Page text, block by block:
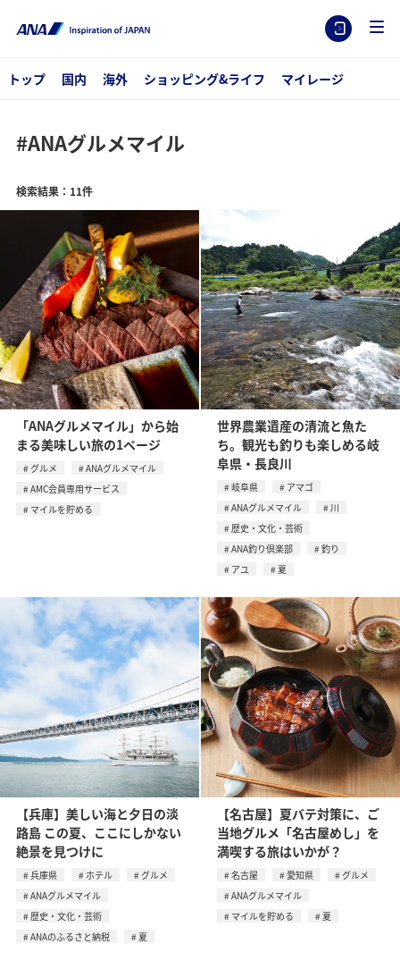
トップ 国内 海外 ショッピング&ライフ マイレージ
#ANAグルメマイル
検索結果：11件
「ANAグルメマイル」から始
まる美味しい旅の1ページ
グルメ
ANAグルメマイル
AMC会員専用サービス
マイルを貯める
世界農業遺産の清流と魚た
ち。観光も釣りも楽しめる岐
阜県・長良川
岐阜県
アマゴ
ANAグルメマイル
川
歴史・文化・芸術
ANA釣り倶楽部
釣り
アユ
夏
【兵庫】美しい海と夕日の淡
路島 この夏、ここにしかない
絶景を見つけに
兵庫県 ホテル
グルメ
ANAグルメマイル
歴史・文化・芸術
ANAのふるさと納税
夏
【名古屋】夏バテ対策に、ご
当地グルメ「名古屋めし」を
満喫する旅はいかが？
名古屋 愛知県
グルメ
ANAグルメマイル
マイルを貯める
夏